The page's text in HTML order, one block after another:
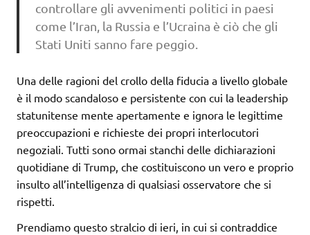
controllare gli avvenimenti politici in paesi
come l’Iran, la Russia e l’Ucraina è ciò che gli
Stati Uniti sanno fare peggio.
Una delle ragioni del crollo della fiducia a livello globale
è il modo scandaloso e persistente con cui la leadership
statunitense mente apertamente e ignora le legittime
preoccupazioni e richieste dei propri interlocutori
negoziali. Tutti sono ormai stanchi delle dichiarazioni
quotidiane di Trump, che costituiscono un vero e proprio
insulto all’intelligenza di qualsiasi osservatore che si
rispetti.
Prendiamo questo stralcio di ieri, in cui si contraddice